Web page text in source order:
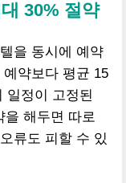
30% 절약
을 동시에 예약
약보다 평균 15
일정이 고정된
을 해두면 따로
류도 피할 수 있